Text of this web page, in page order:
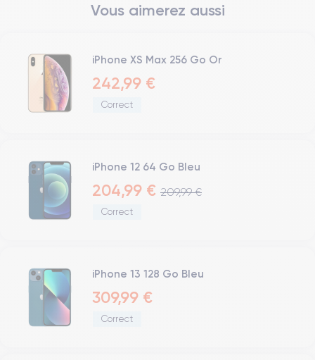
Vous aimerez aussi
iPhone XS Max 256 Go Or
242,99 €
Correct
iPhone 12 64 Go Bleu
204,99 € 209,99 €
Correct
iPhone 13 128 Go Bleu
309,99 €
Correct